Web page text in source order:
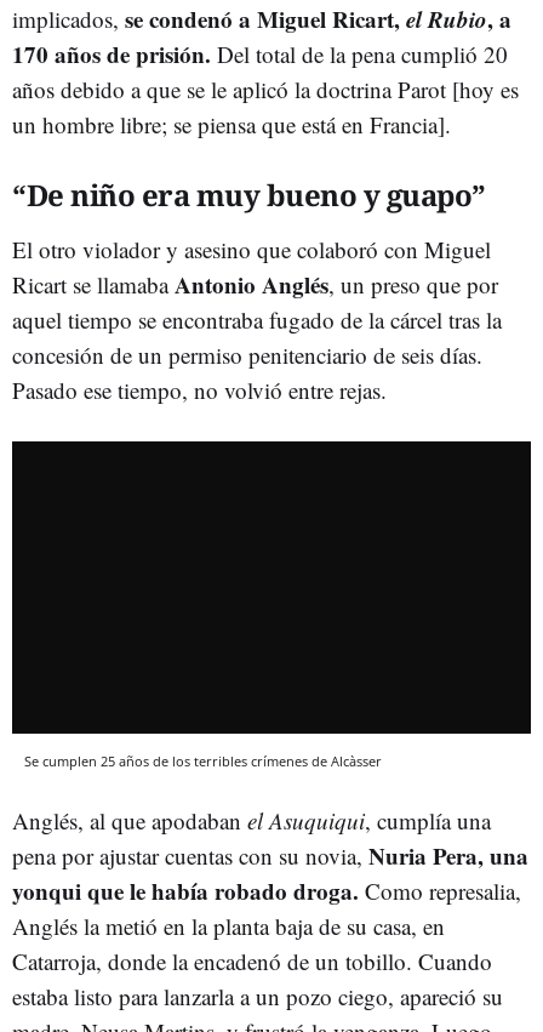
implicados, se condenó a Miguel Ricart,el Rubio, a
170 años de prisión. Del total de la pena cumplió 20
años debido a que se le aplicó la doctrina Parot [hoy es
un hombre libre; se piensa que está en Francia].
“De niño era muy bueno y guapo”
El otro violador y asesino que colaboró con Miguel
Ricart se llamabaAntonio Anglés, un preso que por
aquel tiempo se encontraba fugado de la cárcel tras la
concesión de un permiso penitenciario de seis días.
Pasado ese tiempo, no volvió entre rejas.
Se cumplen 25 años de los terribles crímenes de Alcàsser
Anglés, al que apodaban el Asuquiqui, cumplía una
pena por ajustar cuentas con su novia, Nuria Pera, una
yonqui que le había robado droga. Como represalia,
Anglés la metió en la planta baja de su casa, en
Catarroja, donde la encadenó de un tobillo. Cuando
estaba listo para lanzarla a un pozo ciego, apareció su